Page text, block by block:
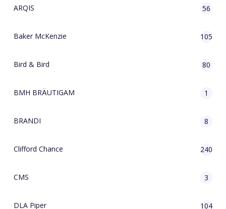
ARQIS 56
Baker McKenzie 105
Bird & Bird 80
BMH BRÄUTIGAM 1
BRANDI 8
Clifford Chance 240
CMS 3
DLA Piper 104